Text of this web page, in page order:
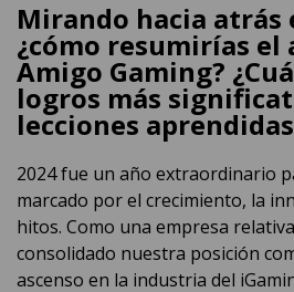
Mirando hacia atrás
¿cómo resumirías el
Amigo Gaming?
logros más
lecciones
2024 fue un año extraordinario
marcado por el crecimiento, la
hitos. Como una empresa
consolidado nuestra posición
ascenso en la industria del